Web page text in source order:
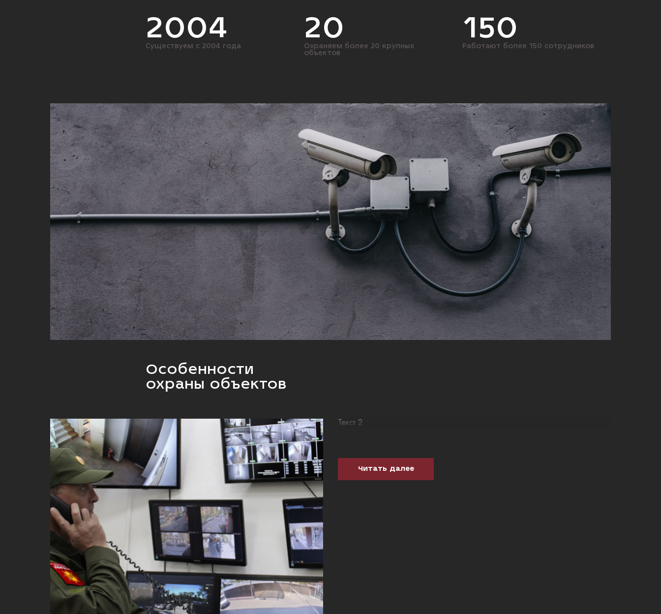
2004
Существуем с 2004 года
20
Охраняем более 20 крупных
объектов
150
Работают более 150 сотрудников
Особенности
охраны объектов
Текст 2
Читать далее